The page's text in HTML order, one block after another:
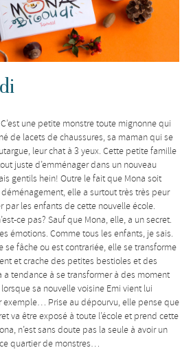
une petite monstre toute mignonne qui
de lacets de chaussures, sa maman qui se
leur chat à 3 yeux. Cette petite famille
juste d’emménager dans un nouveau
gentils hein! Outre le fait que Mona soit
elle a surtout très très peur
par les enfants de cette nouvelle école.
ce pas? Sauf que Mona, elle, a un secret.
émotions. Comme tous les enfants, je sais.
se fâche ou est contrariée, elle se transforme
et crache des petites bestioles et des
a tendance à se transformer à des moment
sa nouvelle voisine Emi vient lui
exemple… Prise au dépourvu, elle pense que
va être exposé à toute l’école et prend cette
n’est sans doute pas la seule à avoir un
quartier de monstres…